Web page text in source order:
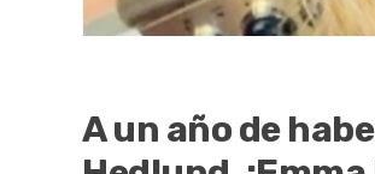
A un año de